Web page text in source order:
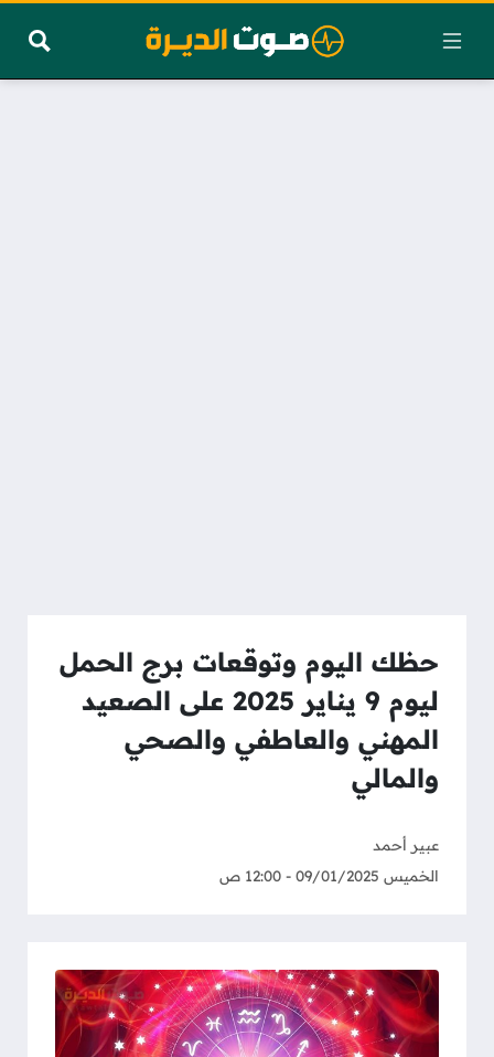
حظك اليوم وتوقعات برج الحمل
ليوم 9 يناير 2025 على الصعيد
المهني والعاطفي والصحي
والمالي
عبير أحمد
الخميس 09/01/2025 - 12:00 ص